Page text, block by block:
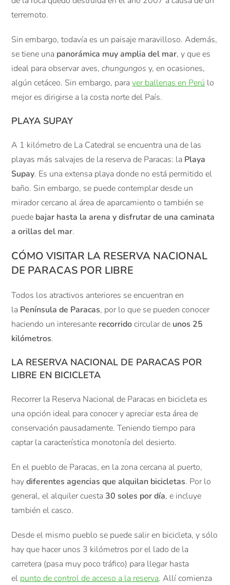
terremoto.
Sin embargo, todavía es un paisaje maravilloso. Además,
se tiene una panorámica muy amplia del mar, y que es
ideal para observar aves,chungungos y, en ocasiones,
algún cetáceo. Sin embargo, paraver ballenas en Perú lo
mejor es dirigirse a la costa norte del País.
PLAYA SUPAY
A 1 kilómetro de La Catedral se encuentra una de las
playas más salvajes de la reserva de Paracas: la Playa
Supay. Es una extensa playa donde no está permitido el
baño. Sin embargo, se puede contemplar desde un
mirador cercano al área de aparcamiento o también se
puede bajar hasta la arena y disfrutar de una caminata
a orillas del mar.
CÓMO VISITAR LA RESERVA NACIONAL
DE PARACAS POR LIBRE
Todos los atractivos anteriores se encuentran en
la Península de Paracas, por lo que se pueden conocer
haciendo un interesante recorridocircular de unos 25
kilómetros.
LA RESERVA NACIONAL DE PARACAS POR
LIBRE EN BICICLETA
Recorrer la Reserva Nacional de Paracas en bicicleta es
una opción ideal para conocer y apreciar esta área de
conservación pausadamente. Teniendo tiempo para
captar la característica monotonía del desierto.
En el pueblo de Paracas, en la zona cercana al puerto,
haydiferentes agencias que alquilan bicicletas. Por lo
general, el alquiler cuesta30 soles por día, e incluye
también el casco.
Desde el mismo pueblo se puede salir en bicicleta, y sólo
hay que hacer unos 3 kilómetros por el lado de la
carretera (pasa muy poco tráfico) para llegar hasta
el punto de control de acceso a la reserva. Allí comienza